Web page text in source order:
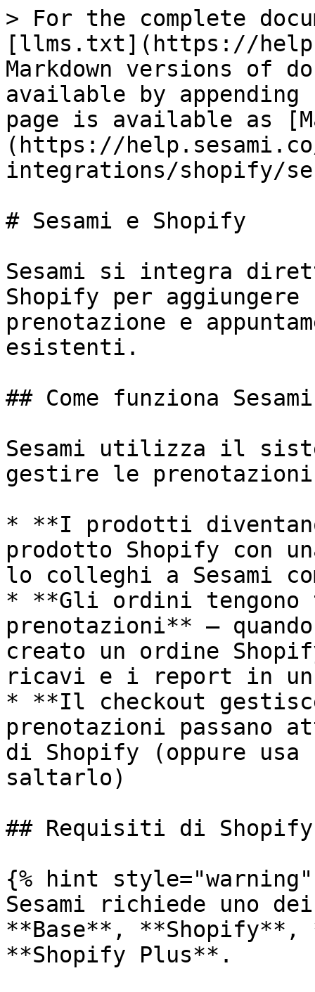
> For the complete
[llms.txt](https://
Markdown versions of
available by
page is available as
(https://
integrations/shopify/
# Sesami e Shopify
Sesami si integra
Shopify per
prenotazione e
esistenti.
## Come funziona
Sesami utilizza il
gestire le
* **I prodotti
prodotto Shopify con
lo colleghi a Sesami
* **Gli ordini tengono
prenotazioni** —
creato un ordine
ricavi e i report in un
* **Il checkout
prenotazioni passano
di Shopify (oppure usa
saltarlo)
## Requisiti di Shopify
{% hint style="warning"
Sesami richiede uno
**Base**, **Shopify**,
**Shopify Plus**.